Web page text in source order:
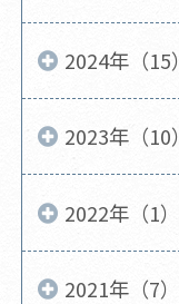
2024年（15）
2023年（10）
2022年（1）
2021年（7）